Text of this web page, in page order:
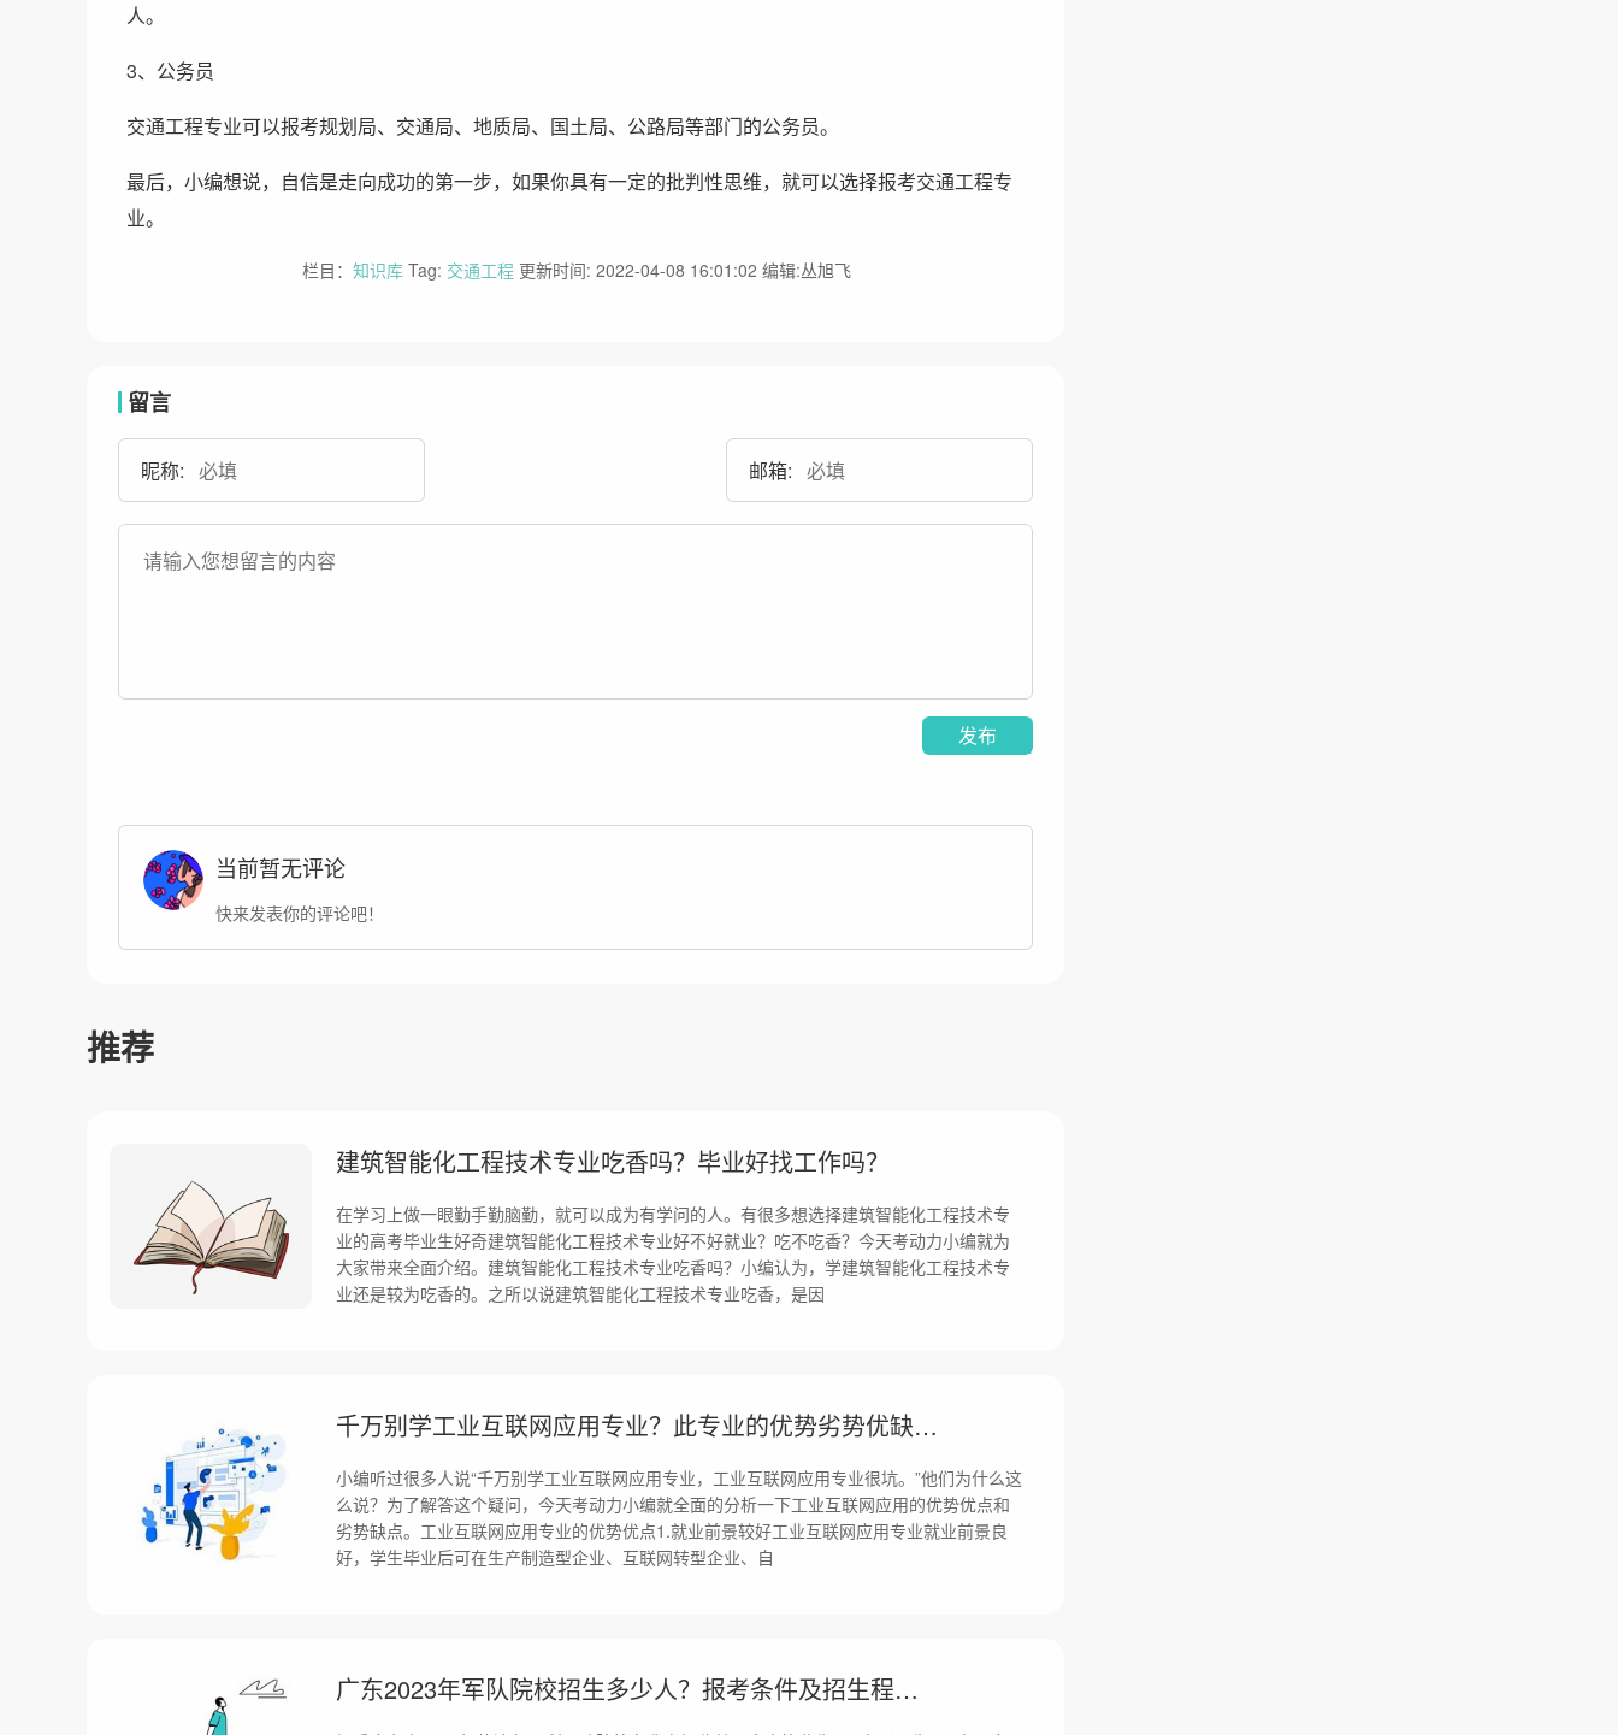
人。
3、公务员
交通工程专业可以报考规划局、交通局、地质局、国土局、公路局等部门的公务员。
最后，小编想说，自信是走向成功的第一步，如果你具有一定的批判性思维，就可以选择报考交通工程专
业。
栏目： 知识库Tag: 交通工程更新时间: 2022-04-08 16:01:02 编辑:丛旭飞
留言
昵称: 邮箱:
发布
当前暂无评论
快来发表你的评论吧！
推荐
建筑智能化工程技术专业吃香吗？毕业好找工作吗？
在学习上做一眼勤手勤脑勤，就可以成为有学问的人。有很多想选择建筑智能化工程技术专
业的高考毕业生好奇建筑智能化工程技术专业好不好就业？吃不吃香？今天考动力小编就为
大家带来全面介绍。建筑智能化工程技术专业吃香吗？小编认为，学建筑智能化工程技术专
业还是较为吃香的。之所以说建筑智能化工程技术专业吃香，是因
千万别学工业互联网应用专业？此专业的优势劣势优缺点！
小编听过很多人说“千万别学工业互联网应用专业，工业互联网应用专业很坑。”他们为什么这
么说？为了解答这个疑问，今天考动力小编就全面的分析一下工业互联网应用的优势优点和
劣势缺点。工业互联网应用专业的优势优点1.就业前景较好工业互联网应用专业就业前景良
好，学生毕业后可在生产制造型企业、互联网转型企业、自
广东2023年军队院校招生多少人？报考条件及招生程序是什么？